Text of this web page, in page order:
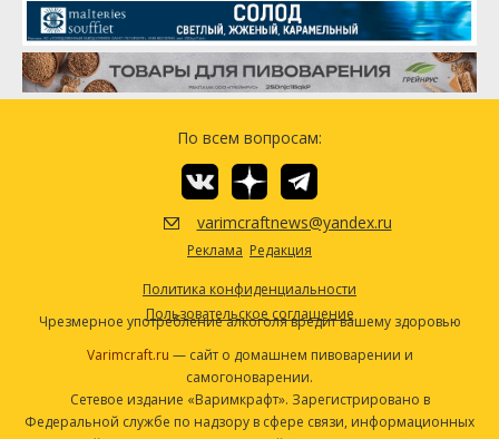
По всем вопросам:
varimcraftnews@yandex.ru
Реклама Редакция
Политика конфиденциальности
Пользовательское соглашение
Чрезмерное употребление алкоголя вредит вашему здоровью
Varimcraft.ru — сайт о домашнем пивоварении и
самогоноварении.
Сетевое издание «Варимкрафт». Зарегистрировано в
Федеральной службе по надзору в сфере связи, информационных